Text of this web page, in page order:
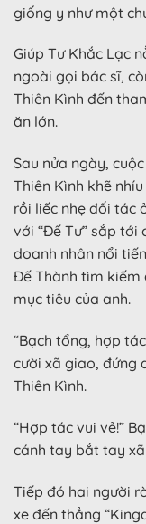
giống y như một
Giúp Tư Khắc Lạc
ngoài gọi bác sĩ,
Thiên Kình đến
ăn lớn.
Sau nửa ngày,
Thiên Kình khẽ
rồi liếc nhẹ đối tác
với “Đế Tư” sắp tới
doanh nhân nổi
Đế Thành tìm kiếm
mục tiêu của anh.
“Bạch tổng, hợp
cười xã giao, đứng
Thiên Kình.
“Hợp tác vui vẻ!”
cánh tay bắt tay
Tiếp đó hai người
xe đến thẳng